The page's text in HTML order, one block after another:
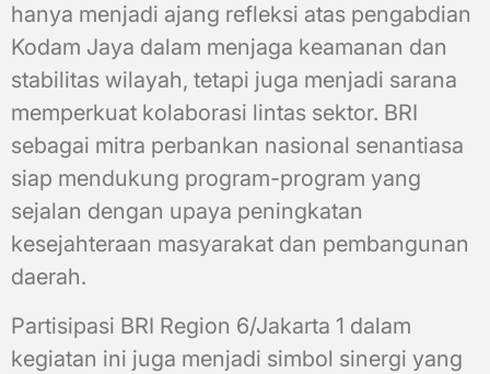
hanya menjadi ajang refleksi atas pengabdian
Kodam Jaya dalam menjaga keamanan dan
stabilitas wilayah, tetapi juga menjadi sarana
memperkuat kolaborasi lintas sektor. BRI
sebagai mitra perbankan nasional senantiasa
siap mendukung program-program yang
sejalan dengan upaya peningkatan
kesejahteraan masyarakat dan pembangunan
daerah.
Partisipasi BRI Region 6/Jakarta 1 dalam
kegiatan ini juga menjadi simbol sinergi yang